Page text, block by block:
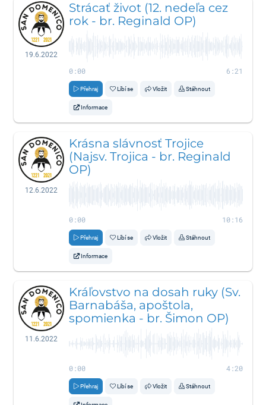
19.6.2022
Strácať život (12. nedeľa cez
rok - br. Reginald OP)
0:00 6:21
Přehraj Líbí se Vložit Stáhnout
Informace
12.6.2022
Krásna slávnosť Trojice
(Najsv. Trojica - br. Reginald
OP)
0:00 10:16
Přehraj Líbí se Vložit Stáhnout
Informace
11.6.2022
Kráľovstvo na dosah ruky (Sv.
Barnabáša, apoštola,
spomienka - br. Šimon OP)
0:00 4:20
Přehraj Líbí se Vložit Stáhnout